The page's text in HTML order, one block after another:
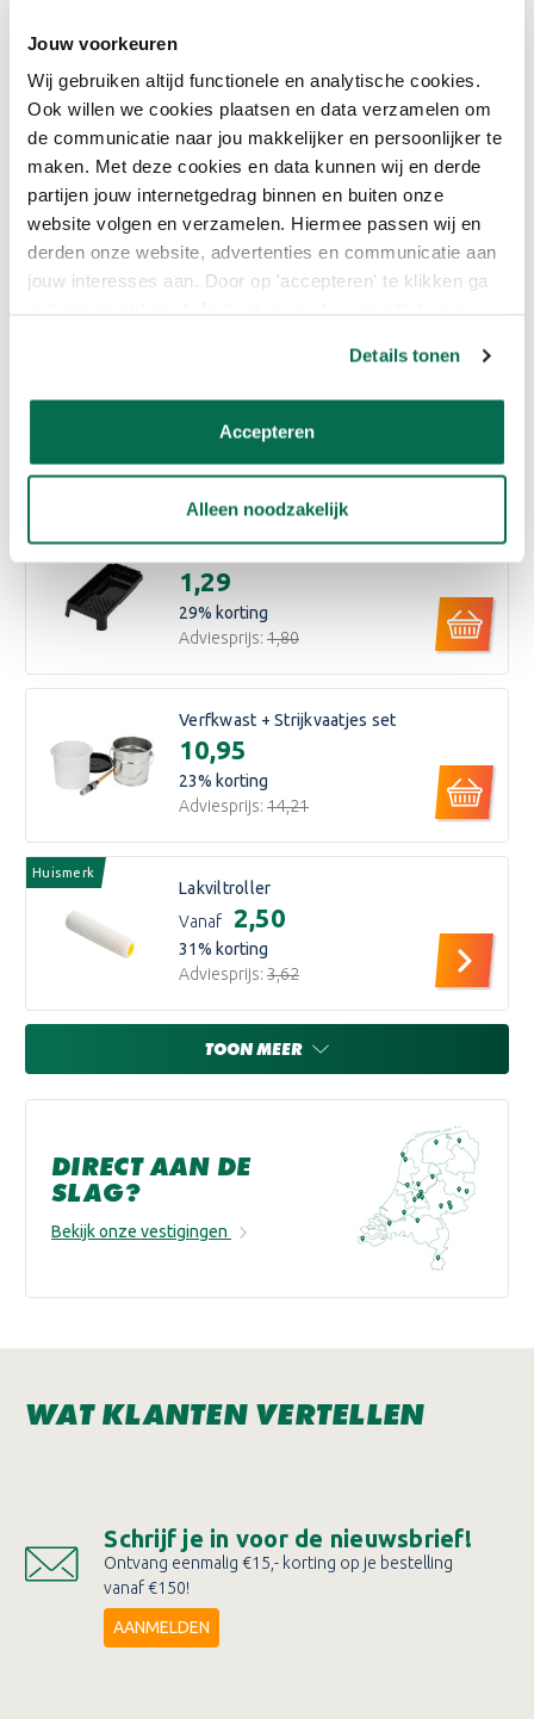
Jouw voorkeuren
Wij gebruiken altijd functionele en analytische cookies.
Ook willen we cookies plaatsen en data verzamelen om
de communicatie naar jou makkelijker en persoonlijker te
maken. Met deze cookies en data kunnen wij en derde
partijen jouw internetgedrag binnen en buiten onze
website volgen en verzamelen. Hiermee passen wij en
derden onze website, advertenties en communicatie aan
jouw interesses aan. Door op 'accepteren' te klikken ga
Details tonen
Accepteren
Alleen noodzakelijk
EPIFANES ANTISLIPPOEDER
KOPEN BIJ ONLINEVERF
Bestel Epifanes Antislippoeder eenvoudig en snel bij Onlineverf.
Profiteer van scherpe prijzen, snelle levering en deskundig
advies voor al jouw schilderprojecten.
Lees meer
Bijpassende producten
€1,29
29% korting
Adviesprijs: €1,80
Verfkwast + Strijkvaatjes set
€10,95
23% korting
Adviesprijs: €14,21
Huismerk
Lakviltroller
Vanaf
€2,50
31% korting
Adviesprijs: €3,62
TOON MEER
DIRECT AAN DE
SLAG?
Bekijk onze vestigingen
WAT KLANTEN VERTELLEN
Schrijf je in voor de nieuwsbrief!
Ontvang eenmalig €15,- korting op je bestelling
vanaf €150!
AANMELDEN